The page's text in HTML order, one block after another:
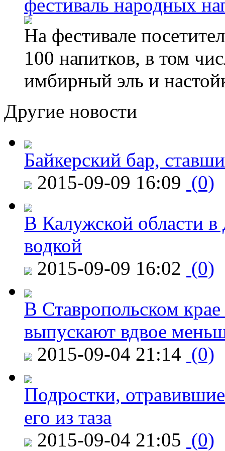
фестиваль народных
На фестивале
100 напитков, в том
имбирный эль и
Другие новости
Байкерский бар,
2015-09-09 16:09 (0)
В Калужской области в
водкой
2015-09-09 16:02 (0)
В Ставропольском
выпускают вдвое
2015-09-04 21:14 (0)
Подростки,
его из таза
2015-09-04 21:05 (0)